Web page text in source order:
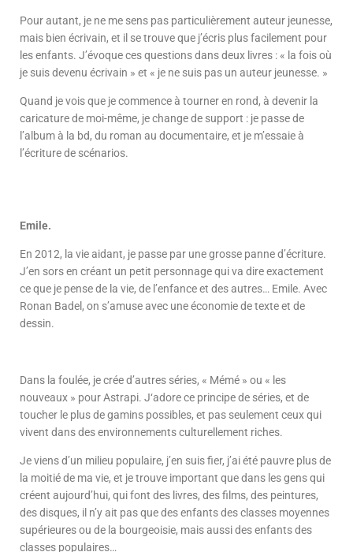
Pour autant, je ne me sens pas particulièrement auteur jeunesse,
mais bien écrivain, et il se trouve que j’écris plus facilement pour
les enfants. J’évoque ces questions dans deux livres : « la fois où
je suis devenu écrivain » et « je ne suis pas un auteur jeunesse. »
Quand je vois que je commence à tourner en rond, à devenir la
caricature de moi-même, je change de support : je passe de
l’album à la bd, du roman au documentaire, et je m’essaie à
l’écriture de scénarios.
Emile.
En 2012, la vie aidant, je passe par une grosse panne d’écriture.
J’en sors en créant un petit personnage qui va dire exactement
ce que je pense de la vie, de l’enfance et des autres… Emile. Avec
Ronan Badel, on s’amuse avec une économie de texte et de
dessin.
Dans la foulée, je crée d’autres séries, « Mémé » ou « les
nouveaux » pour Astrapi. J‘adore ce principe de séries, et de
toucher le plus de gamins possibles, et pas seulement ceux qui
vivent dans des environnements culturellement riches.
Je viens d’un milieu populaire, j’en suis fier, j’ai été pauvre plus de
la moitié de ma vie, et je trouve important que dans les gens qui
créent aujourd’hui, qui font des livres, des films, des peintures,
des disques, il n’y ait pas que des enfants des classes moyennes
supérieures ou de la bourgeoisie, mais aussi des enfants des
classes populaires…